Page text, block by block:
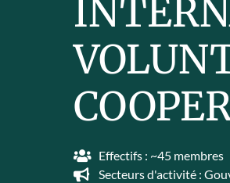
Effectifs : ~45 membres
Secteurs d'activité :